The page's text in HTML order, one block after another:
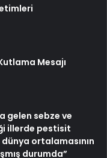
Mesajı
gelen sebze ve
illerde pestisit
ortalamasının
durumda”